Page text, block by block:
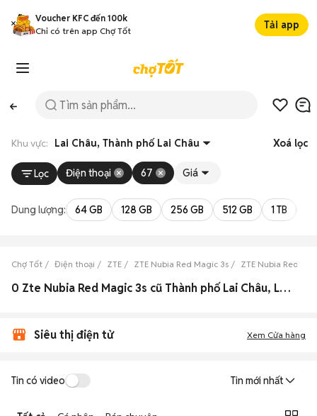
Voucher KFC đến 100k
Chỉ có trên app Chợ Tốt
Tải app
Khu vực: Lai Châu, Thành phố Lai Châu Xoá lọc
Lọc Điện thoại 67 Giá
Dung lượng: 64 GB 128 GB 256 GB 512 GB 1 TB
Chợ Tốt Điện thoại ZTE ZTE Nubia Red Magic 3s ZTE Nubia Red
0 Zte Nubia Red Magic 3s cũ Thành phố Lai Châu, Lai Châu đẹp
Siêu thị điện tử Xem Cửa hàng
Tin có video Tin mới nhất